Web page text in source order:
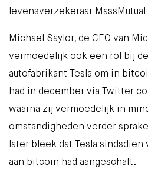
levensverzekeraar
Michael Saylor, de CEO van
vermoedelijk ook een rol bij
autofabrikant Tesla om in
had in december via Twitter
waarna zij vermoedelijk in
omstandigheden verder
later bleek dat Tesla sindsdien
aan bitcoin had aangeschaft.